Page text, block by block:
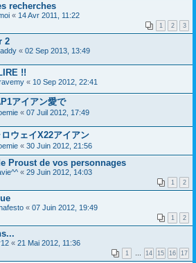
recherches
« 14 Avr 2011, 11:22
1 2 3
2
« 02 Sep 2013, 13:49
!!
« 10 Sep 2012, 22:41
アイアン愛で
« 07 Juil 2012, 17:49
ウェイX22アイアン
« 30 Juin 2012, 21:56
Proust de vos personnages
« 29 Juin 2012, 14:03
1 2
« 07 Juin 2012, 19:49
1 2
« 21 Mai 2012, 11:36
1 … 14 15 16 17